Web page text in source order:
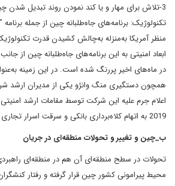
3-تلاش برای مهار و یا کند نمودن روند تبدیل شدن
منظر آمریکا به‌منزله به‌چالش کشیدن قدرت
ابعاد امنیتی به این برنامه‌های جاه‌طلبانه چین از
در ماه‌‌های اخیر پررنگ شده است. در این زمینه
همچون دستگیری منگ وانژو یکی از مدیران ارشد
اعلام جرم علیه این شرکت توسط مقامات ارشد امنیتی
2019 به اتهام کلاه‌برداری بانکی و سرقت اسرار تجاری از آمریکا نام برد.
ب_چین و تغییر و تحولات منطقه‌ای در جریان
تحولات در سطح منطقه‌ای آن هم در منطقه‌ای
محیط پیرامونی کشور چین قرار گرفته و رفتار